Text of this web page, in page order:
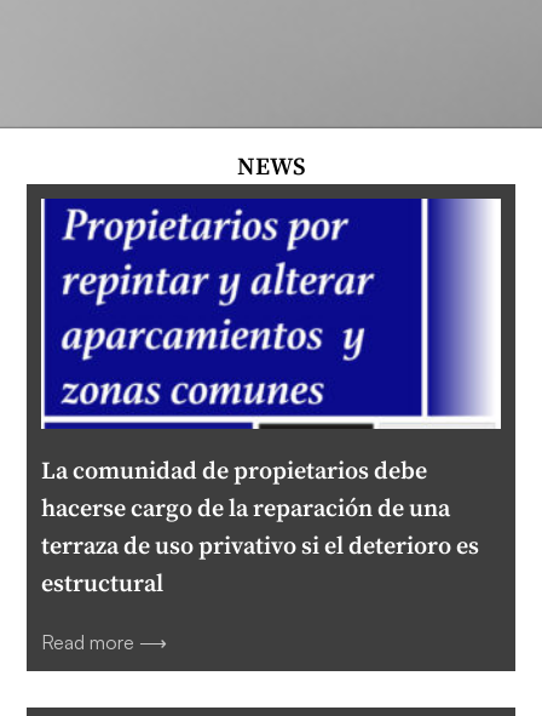
NEWS
La comunidad de propietarios debe
hacerse cargo de la reparación de una
terraza de uso privativo si el deterioro es
estructural
Read more ⟶